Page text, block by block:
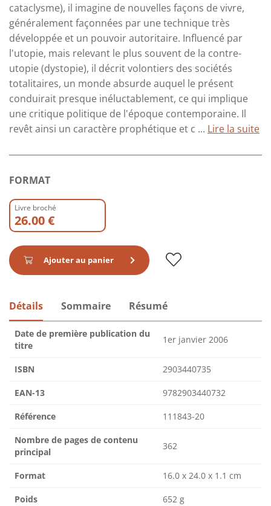
cataclysme), il imagine de nouvelles façons de vivre,
généralement façonnées par une technique très
développée et un pouvoir autoritaire. Influencé par
l'utopie, mais relevant le plus souvent de la contre-
utopie (dystopie), il décrit volontiers des sociétés
totalitaires, un monde absurde auquel le présent
conduirait presque inéluctablement, ce qui implique
une critique politique de l'époque contemporaine. Il
revêt ainsi un caractère prophétique et c ... Lire la suite
FORMAT
Livre broché
26.00 €
Ajouter au panier
Détails Sommaire Résumé
Date de première publication du
titre
1er janvier 2006
ISBN 2903440735
EAN-13 9782903440732
Référence 111843-20
Nombre de pages de contenu
principal
362
Format 16.0 x 24.0 x 1.1 cm
Poids 652 g